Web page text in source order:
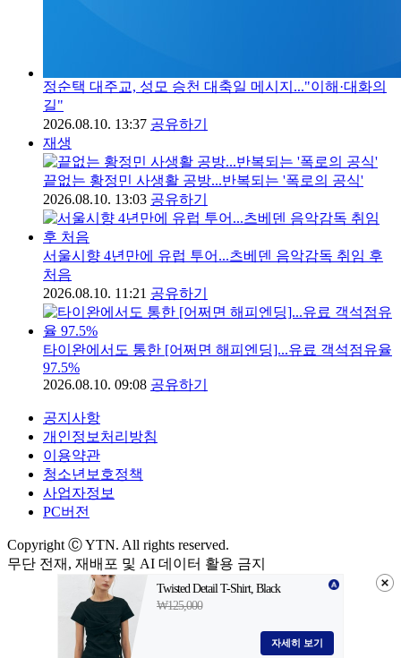
정순택 대주교, 성모 승천 대축일 메시지..."이해·대화의
길"
2026.08.10. 13:37 공유하기
재생
끝없는 황정민 사생활 공방...반복되는 '폭로의 공식'
2026.08.10. 13:03 공유하기
서울시향 4년만에 유럽 투어...츠베덴 음악감독 취임 후
처음
2026.08.10. 11:21 공유하기
타이완에서도 통한 [어쩌면 해피엔딩]...유료 객석점유율
97.5%
2026.08.10. 09:08 공유하기
공지사항
개인정보처리방침
이용약관
청소년보호정책
사업자정보
PC버전
Copyright Ⓒ YTN. All rights reserved.
무단 전재, 재배포 및 AI 데이터 활용 금지